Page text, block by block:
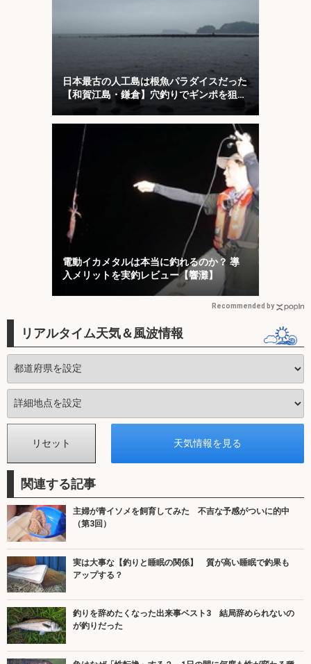
日本最古の人工島は根魚パラダイスだった
【和賀江島・鎌倉】穴釣りでギンポを狙
う！
電動イカメタルは本当に釣れるのか？ 導
入メリットを実釣レビュー【響灘】
Recommended by
リアルタイム天気＆風波情報
関連する記事
主婦が青イソメを飼育してみた 不吉な予感がついに的中
（第3回）
実は大事な【釣りと睡眠の関係】 質が高い睡眠で釣果も
アップする？
釣りを辞めたくなった出来事ベスト3 結局辞められないの
が釣りだった